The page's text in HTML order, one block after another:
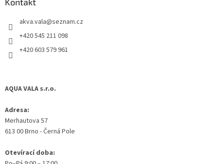
Kontakt
akva.vala@seznam.cz
+420 545 211 098
+420 603 579 961
AQUA VALA s.r.o.
Adresa:
Merhautova 57
613 00 Brno - Černá Pole
Otevírací doba: